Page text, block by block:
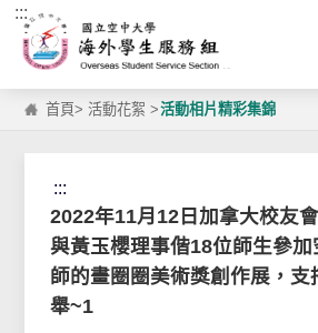
跳到主要內容區塊
:::
首頁>活動花絮 >活動相片精彩集錦
:::
2022年11月12日加拿大校友
與黃玉櫻理事偕18位師生參
師的畫圈圈美術獎創作展，支
舉~1